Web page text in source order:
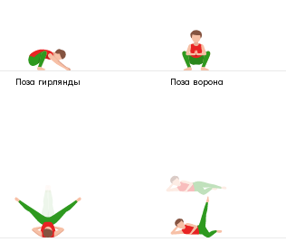
Поза гирлянды Поза ворона